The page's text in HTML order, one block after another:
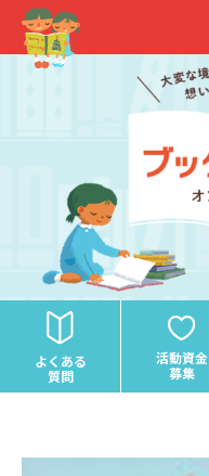
容
よくある
質問
活動資金
募集